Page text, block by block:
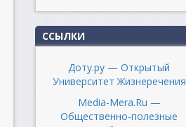
ССЫЛКИ
Доту.ру — Открытый
Университет Жизнеречения
Media-Mera.Ru —
Общественно-полезные